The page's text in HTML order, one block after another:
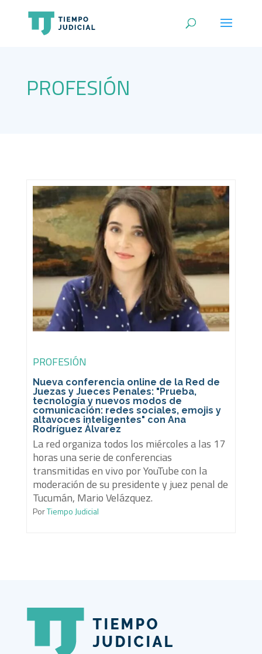
PROFESIÓN
PROFESIÓN
Nueva conferencia online de la Red de
Juezas y Jueces Penales: "Prueba,
tecnología y nuevos modos de
comunicación: redes sociales, emojis y
altavoces inteligentes" con Ana
Rodríguez Álvarez
La red organiza todos los miércoles a las 17
horas una serie de conferencias
transmitidas en vivo por YouTube con la
moderación de su presidente y juez penal de
Tucumán, Mario Velázquez.
PorTiempo Judicial